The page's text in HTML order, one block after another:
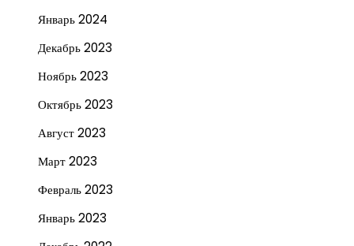
Январь 2024
Декабрь 2023
Ноябрь 2023
Октябрь 2023
Август 2023
Март 2023
Февраль 2023
Январь 2023